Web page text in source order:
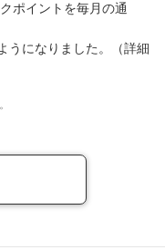
ポイントを毎月の通
うになりました。（詳細